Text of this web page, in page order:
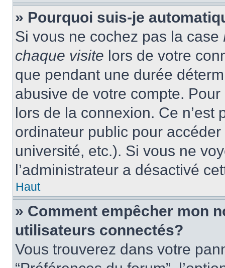
» Pourquoi suis-je
Si vous ne cochez pas la case
chaque visite lors de votre
que pendant une durée
abusive de votre compte.
lors de la connexion. Ce
ordinateur public pour
université, etc.). Si vous ne
l’administrateur a désactivé
Haut
» Comment empêcher mon
utilisateurs connectés?
Vous trouverez dans votre